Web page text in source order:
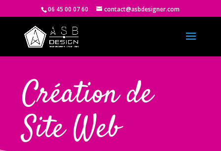
06 45 00 07 60 contact@asbdesigner.com
Création de
Site Web